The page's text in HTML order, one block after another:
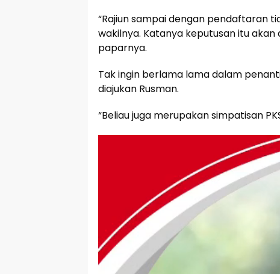
“Rajiun sampai dengan pendaftaran
wakilnya. Katanya keputusan itu
paparnya.
Tak ingin berlama lama dalam
diajukan Rusman.
“Beliau juga merupakan simpatisan